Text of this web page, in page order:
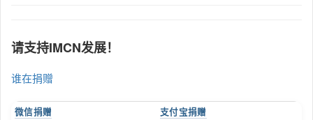
请支持IMCN发展！
谁在捐赠
微信捐赠 支付宝捐赠